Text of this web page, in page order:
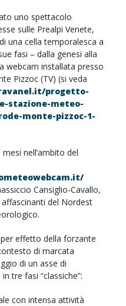
uno spettacolo
sulle Prealpi Venete,
una cella temporalesca a
fasi – dalla genesi alla
webcam installata presso
Pizzoc (TV) (si veda
progetto-
stazione-meteo-
monte-pizzoc-1-
nell’ambito del
Cansiglio-Cavallo,
del Nordest
effetto della forzante
di marcata
di un asse di
tre fasi “classiche”:
con intensa attività